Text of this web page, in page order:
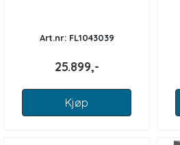
Art.nr: FL1043039
25.899,-
Kjøp